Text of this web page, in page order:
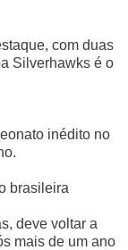
com duas
Silverhawks é o
inédito no
brasileira
deve voltar a
mais de um ano